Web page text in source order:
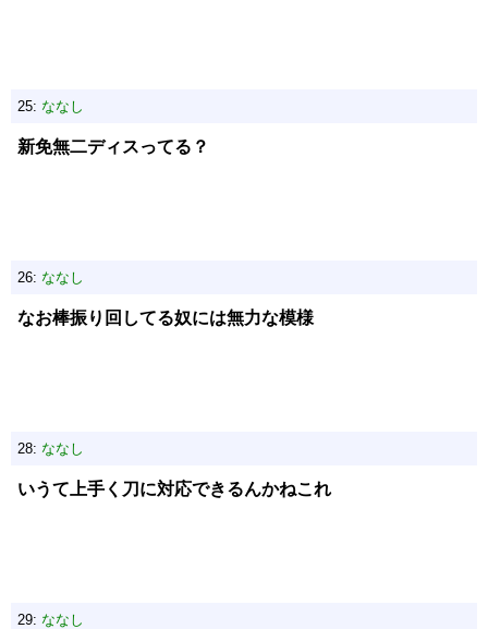
25: ななし
新免無二ディスってる？
26: ななし
なお棒振り回してる奴には無力な模様
28: ななし
いうて上手く刀に対応できるんかねこれ
29: ななし